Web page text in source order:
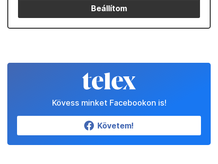
Beállítom
Kövess minket Facebookon is!
Követem!